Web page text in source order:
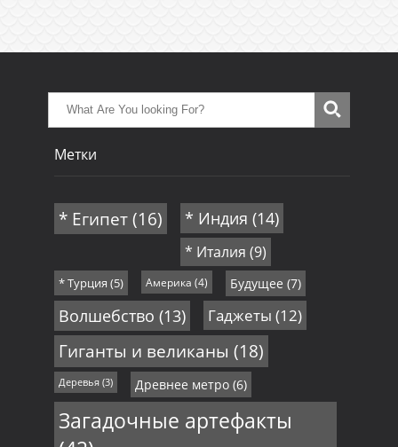
Метки
* Египет(16) * Индия (14)
* Италия (9)
* Турция (5) Америка (4) Будущее (7)
Волшебство (13) Гаджеты (12)
Гиганты и великаны (18)
Деревья(3) Древнее метро(6)
Загадочные артефакты